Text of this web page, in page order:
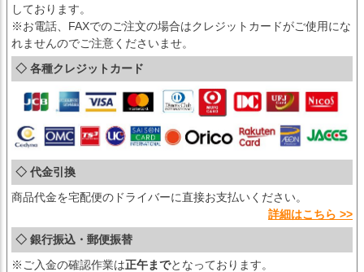
しております。
※お電話、FAXでのご注文の場合はクレジットカードがご使用にな
れませんのでご注意くださいませ。
◇ 各種クレジットカード
◇ 代金引換
商品代金を宅配便のドライバーに直接お支払いください。
詳細はこちら >>
◇ 銀行振込・郵便振替
※ご入金の確認作業は正午までとなっております。